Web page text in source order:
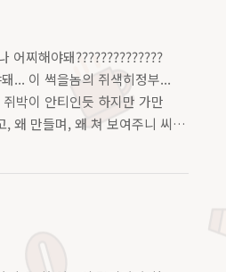
찌해야돼??????????????
... 이 썩을놈의 쥐색히정부...
박이 안티인듯 하지만 가만
왜 만들며, 왜 쳐 보여주니 씨